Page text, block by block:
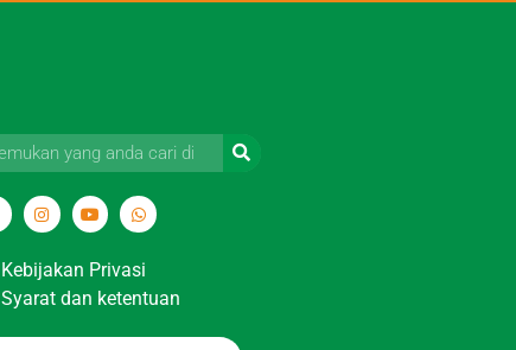
Kebijakan Privasi
Syarat dan ketentuan